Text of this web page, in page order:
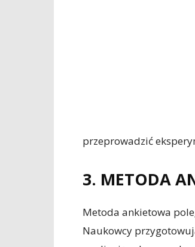
przeprowadzić
3. METODA
Metoda ankietowa
Naukowcy